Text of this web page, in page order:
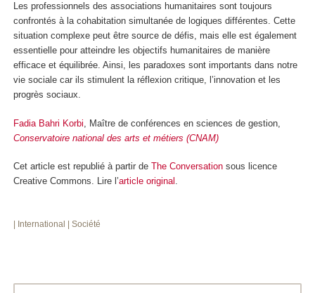
Les professionnels des associations humanitaires sont toujours
confrontés à la cohabitation simultanée de logiques différentes. Cette
situation complexe peut être source de défis, mais elle est également
essentielle pour atteindre les objectifs humanitaires de manière
efficace et équilibrée. Ainsi, les paradoxes sont importants dans notre
vie sociale car ils stimulent la réflexion critique, l’innovation et les
progrès sociaux.
Fadia Bahri Korbi , Maître de conférences en sciences de gestion,
Conservatoire national des arts et métiers (CNAM)
Cet article est republié à partir de The Conversation sous licence
Creative Commons. Lire l’article original .
| International | Société